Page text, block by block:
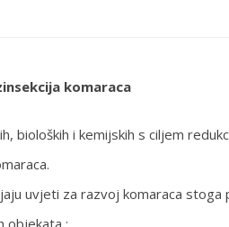
komaraca
bioloških i kemijskih s ciljem
uvjeti za razvoj komaraca
objekata :